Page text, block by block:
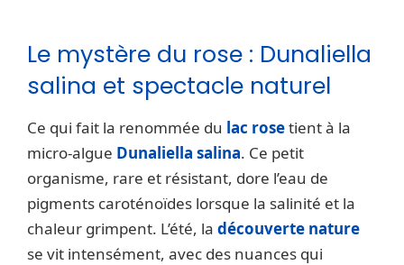
Le mystère du rose : Dunaliella
salina et spectacle naturel
Ce qui fait la renommée du lac rosetient à la
micro-algue Dunaliella salina. Ce petit
organisme, rare et résistant, dore l’eau de
pigments caroténoïdes lorsque la salinité et la
chaleur grimpent. L’été, la découverte nature
se vit intensément, avec des nuances qui